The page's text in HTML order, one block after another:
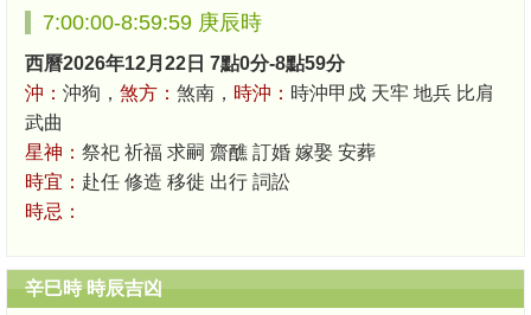
7:00:00-8:59:59 庚辰時
西曆2026年12月22日 7點0分-8點59分
沖： 沖狗， 煞方： 煞南， 時沖： 時沖甲戍 天牢 地兵 比肩
武曲
星神： 祭祀 祈福 求嗣 齋醮 訂婚 嫁娶 安葬
時宜： 赴任 修造 移徙 出行 詞訟
時忌：
辛巳時 時辰吉凶